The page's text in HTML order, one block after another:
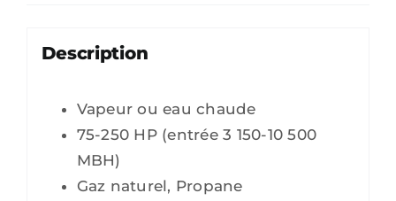
Description
Vapeur ou eau chaude
75-250 HP (entrée 3 150-10 500
MBH)
Gaz naturel, Propane